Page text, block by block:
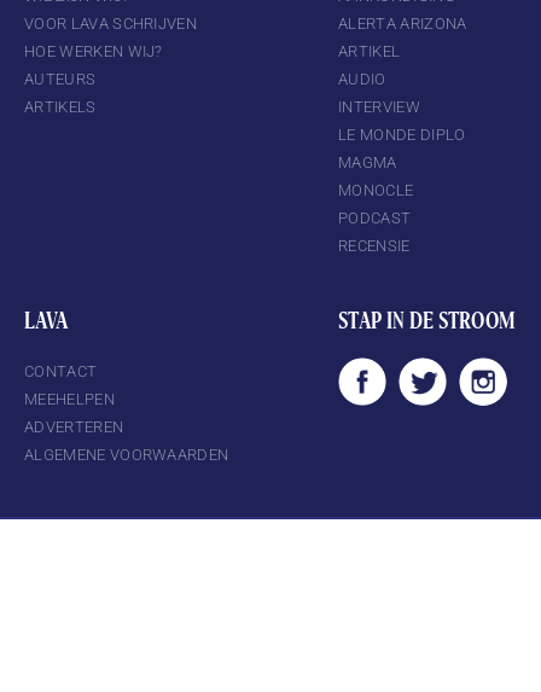
VOOR LAVA SCHRIJVEN
HOE WERKEN WIJ?
AUTEURS
ARTIKELS
ALERTA ARIZONA
ARTIKEL
AUDIO
INTERVIEW
LE MONDE DIPLO
MAGMA
MONOCLE
PODCAST
RECENSIE
LAVA
CONTACT
MEEHELPEN
ADVERTEREN
ALGEMENE VOORWAARDEN
STAP IN DE STROOM